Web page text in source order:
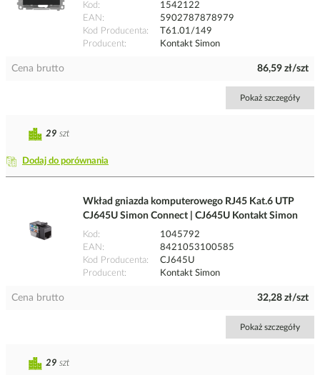
Kod
1542122
EAN
5902787878979
Kod Producenta
T61.01/149
Producent
Kontakt Simon
Cena brutto 86,59 zł/szt
Pokaż szczegóły
Dodaj do porównania
29 szt
Wkład gniazda komputerowego RJ45 Kat.6 UTP
CJ645U Simon Connect | CJ645U Kontakt Simon
Kod
1045792
EAN
8421053100585
Kod Producenta
CJ645U
Producent
Kontakt Simon
Cena brutto 32,28 zł/szt
Pokaż szczegóły
29 szt